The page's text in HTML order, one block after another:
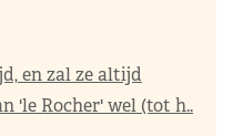
en zal ze altijd
'le Rocher' wel (tot h..